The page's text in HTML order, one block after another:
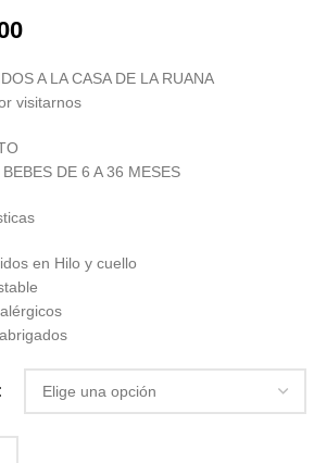
A LA CASA DE LA RUANA
visitarnos
DE 6 A 36 MESES
en Hilo y cuello